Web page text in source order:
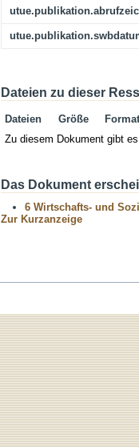
Dateien zu dieser
Dateien Größe
Format
Zu diesem Dokument gibt
Das Dokument
6 Wirtschafts- und
Zur Kurzanzeige